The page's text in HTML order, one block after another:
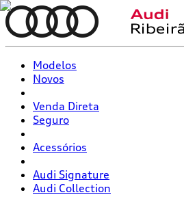
Modelos
Novos
Venda Direta
Seguro
Acessórios
Audi Signature
Audi Collection